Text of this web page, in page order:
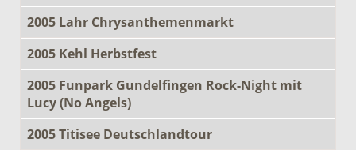
2005 Lahr Chrysanthemenmarkt
2005 Kehl Herbstfest
2005 Funpark Gundelfingen Rock-Night mit
Lucy (No Angels)
2005 Titisee Deutschlandtour